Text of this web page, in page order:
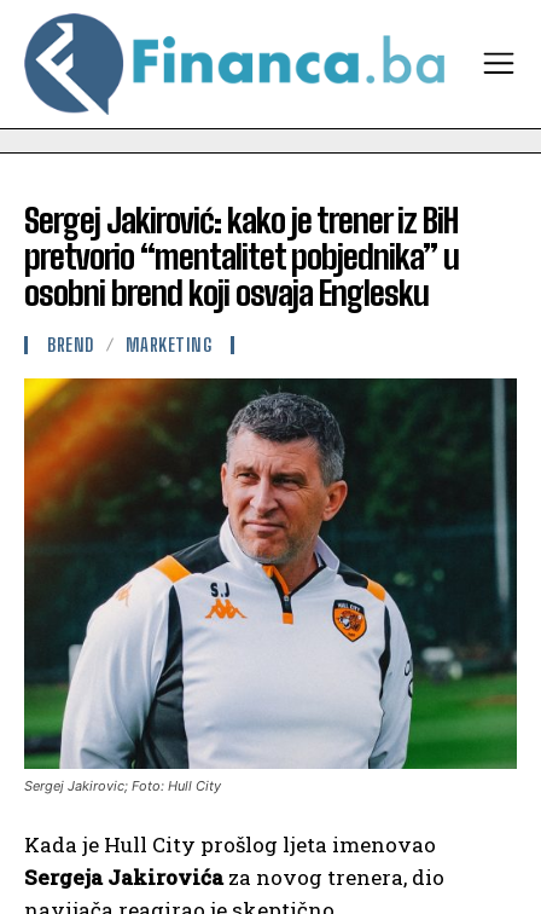
Sergej Jakirović: kako je trener iz BiH
pretvorio “mentalitet pobjednika” u
osobni brend koji osvaja Englesku
BREND MARKETING
Sergej Jakirovic; Foto: Hull City
Kada je Hull City prošlog ljeta imenovao
Sergeja Jakirovićaza novog trenera, dio